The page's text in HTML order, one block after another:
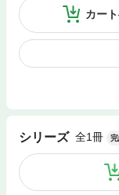
カー
シリーズ 全1冊